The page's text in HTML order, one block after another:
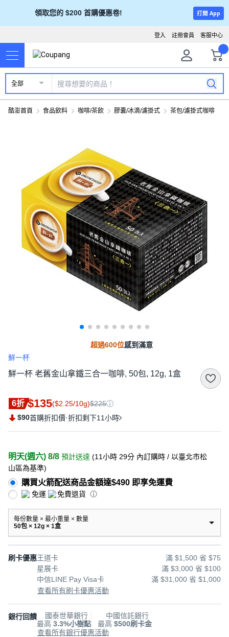
領取您的 $200 首購優惠卷! 打開 App
客服中心
註冊會員
登入
全部
酷澎首頁 食品飲料 咖啡/茶飲 膠囊/冰滴/濾掛式 茶包/濾掛式咖啡
超過600位感到滿意
鮮一杯
鮮一杯 老舊金山拿鐵三合一咖啡, 50包, 12g, 1盒
6折 $135($2.25/10g)$225
$90首購折扣價·折扣剩下11小時
明天(週六) 8/8 預計送達 (11小時 29分 內訂購時 / 以臺北市松
山區為基準)
購買火箭配送商品金額達$490 即享免運費
免運 免費退貨
每份數量 × 最小重量 × 數量
50包 × 12g × 1盒
刷卡優惠王道卡
滿 $1,500 省 $75
星展卡
滿 $3,000 省 $100
中信LINE Pay Visa卡
滿 $31,000 省 $1,000
查看所有刷卡優惠活動
銀行回饋
國泰世華銀行
最高 3.3%小樹點
中國信託銀行
最高 $500刷卡金
查看所有銀行優惠活動